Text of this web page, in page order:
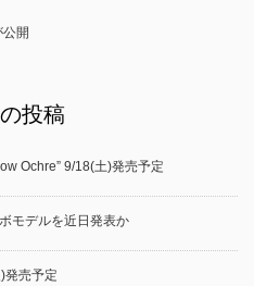
開
投稿
Ochre” 9/18(土)発売予定
モデルを近日発表か
発売予定